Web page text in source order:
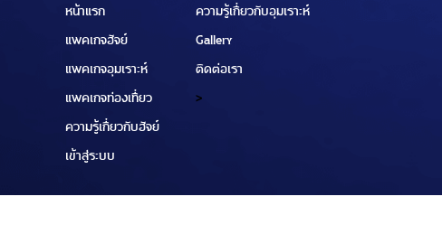
หน้าแรก
แพคเกจฮัจย์
แพคเกจอุมเราะห์
แพคเกจท่องเที่ยว
ความรู้เกี่ยวกับฮัจย์
เข้าสู่ระบบ
ความรู้เกี่ยวกับอุมเราะห์
Gallery
ติดต่อเรา
>